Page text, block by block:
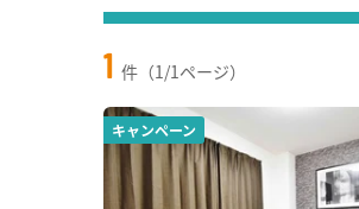
1 件（1/1ページ）
キャンペーン